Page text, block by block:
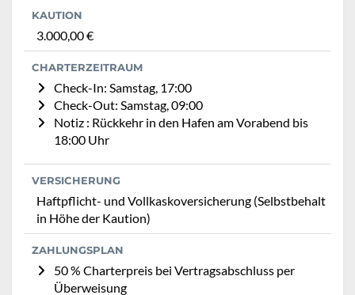
KAUTION
3.000,00 €
CHARTERZEITRAUM
Check-In: Samstag, 17:00
Check-Out: Samstag, 09:00
Notiz : Rückkehr in den Hafen am Vorabend bis
18:00 Uhr
VERSICHERUNG
Haftpflicht- und Vollkaskoversicherung (Selbstbehalt
in Höhe der Kaution)
ZAHLUNGSPLAN
50 % Charterpreis bei Vertragsabschluss per
Überweisung